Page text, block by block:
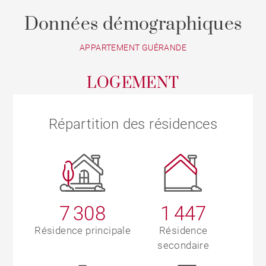
Données démographiques
APPARTEMENT GUÉRANDE
LOGEMENT
Répartition des résidences
7 308
Résidence principale
1 447
Résidence
secondaire